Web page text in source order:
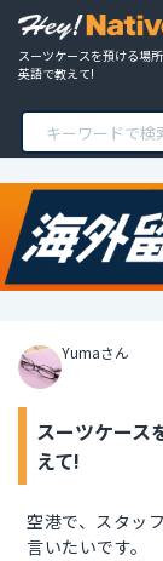
スーツケースを預ける場
英語で教えて!
Yumaさん
スーツケース
えて!
空港で、スタッ
言いたいです。